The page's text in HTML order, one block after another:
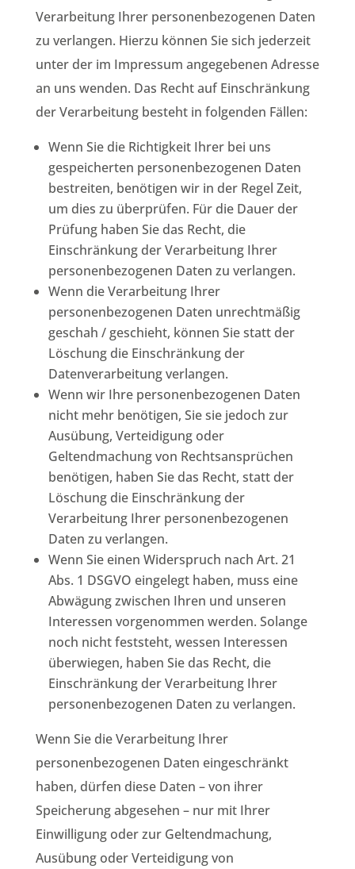
Verarbeitung Ihrer personenbezogenen Daten
zu verlangen. Hierzu können Sie sich jederzeit
unter der im Impressum angegebenen Adresse
an uns wenden. Das Recht auf Einschränkung
der Verarbeitung besteht in folgenden Fällen:
Wenn Sie die Richtigkeit Ihrer bei uns
gespeicherten personenbezogenen Daten
bestreiten, benötigen wir in der Regel Zeit,
um dies zu überprüfen. Für die Dauer der
Prüfung haben Sie das Recht, die
Einschränkung der Verarbeitung Ihrer
personenbezogenen Daten zu verlangen.
Wenn die Verarbeitung Ihrer
personenbezogenen Daten unrechtmäßig
geschah / geschieht, können Sie statt der
Löschung die Einschränkung der
Datenverarbeitung verlangen.
Wenn wir Ihre personenbezogenen Daten
nicht mehr benötigen, Sie sie jedoch zur
Ausübung, Verteidigung oder
Geltendmachung von Rechtsansprüchen
benötigen, haben Sie das Recht, statt der
Löschung die Einschränkung der
Verarbeitung Ihrer personenbezogenen
Daten zu verlangen.
Wenn Sie einen Widerspruch nach Art. 21
Abs. 1 DSGVO eingelegt haben, muss eine
Abwägung zwischen Ihren und unseren
Interessen vorgenommen werden. Solange
noch nicht feststeht, wessen Interessen
überwiegen, haben Sie das Recht, die
Einschränkung der Verarbeitung Ihrer
personenbezogenen Daten zu verlangen.
Wenn Sie die Verarbeitung Ihrer
personenbezogenen Daten eingeschränkt
haben, dürfen diese Daten – von ihrer
Speicherung abgesehen – nur mit Ihrer
Einwilligung oder zur Geltendmachung,
Ausübung oder Verteidigung von